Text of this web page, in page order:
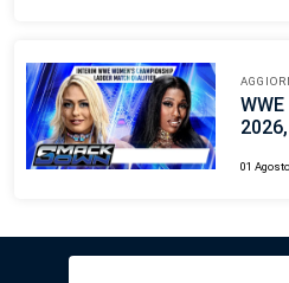
01
Ricerca